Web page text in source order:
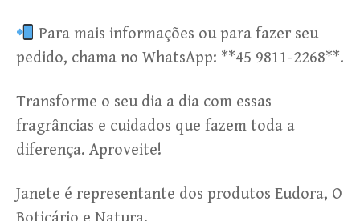
Para mais informações ou para fazer seu
pedido, chama no WhatsApp: **45 9811-2268**.
Transforme o seu dia a dia com essas
fragrâncias e cuidados que fazem toda a
diferença. Aproveite!
Janete é representante dos produtos Eudora, O